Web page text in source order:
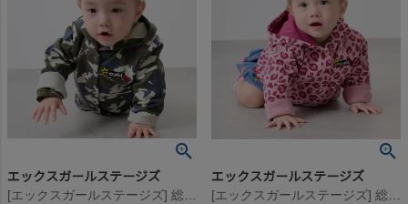
エックスガールステージズ
[エックスガールステージズ] 総柄ベビーパーカー カーキ(41)
エックスガールステージズ
[エックスガールステージズ] 総柄ベビーパーカー ピンク(11)